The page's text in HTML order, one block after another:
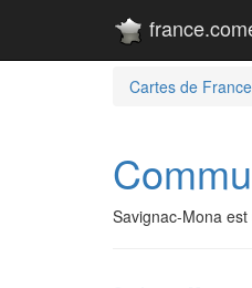
Cartes de France
Savignac-Mona